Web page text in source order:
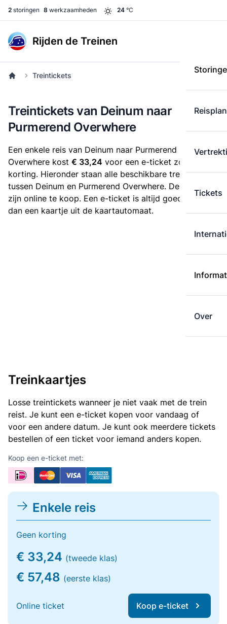
2 storingen 8 werkzaamheden 24 °C
Rijden de Treinen
Tickets
Over
Treintickets
Treintickets van Deinum naar
Purmerend Overwhere
Een enkele reis van Deinum naar Purmerend
Overwhere kost € 33,24 voor een e-ticket zonder
korting. Hieronder staan alle beschikbare treintickets
tussen Deinum en Purmerend Overwhere. Deze tickets
zijn online te koop. Een e-ticket is altijd goedkoper
dan een kaartje uit de kaartautomaat.
Treinkaartjes
Losse treintickets wanneer je niet vaak met de trein
reist. Je kunt een e-ticket kopen voor vandaag of
voor een andere datum. Je kunt ook meerdere tickets
bestellen of een ticket voor iemand anders kopen.
Koop een e-ticket met:
Enkele reis
Geen korting
€ 33,24 (tweede klas)
€ 57,48 (eerste klas)
Online ticket Koop e-ticket